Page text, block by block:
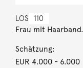
LOS 110
Frau mit Haarband.
Schätzung:
EUR 4.000- 6.000